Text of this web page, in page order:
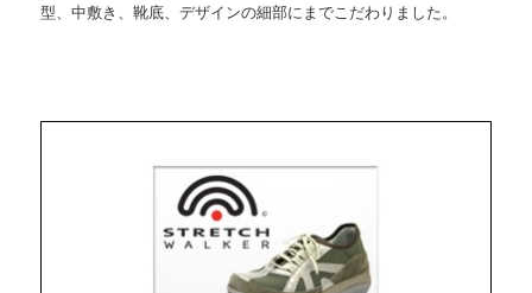
型、中敷き、靴底、デザインの細部にまでこだわりました。